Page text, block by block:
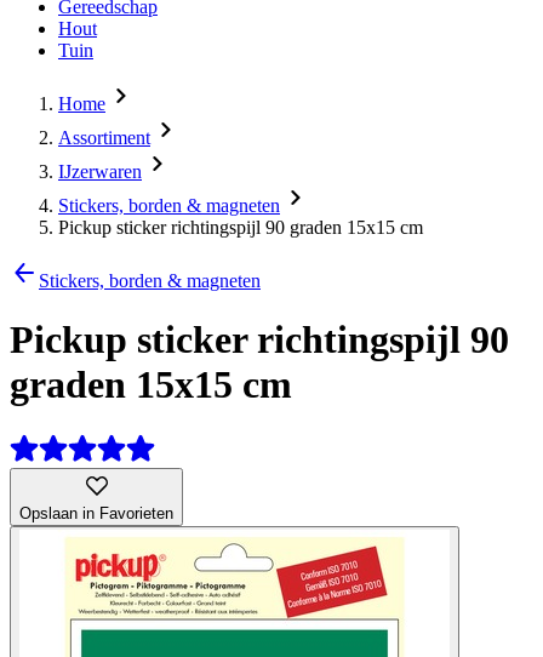
Gereedschap
Hout
Tuin
Home
Assortiment
IJzerwaren
Stickers, borden & magneten
Pickup sticker richtingspijl 90 graden 15x15 cm
Stickers, borden & magneten
Pickup sticker richtingspijl 90
graden 15x15 cm
Opslaan in Favorieten